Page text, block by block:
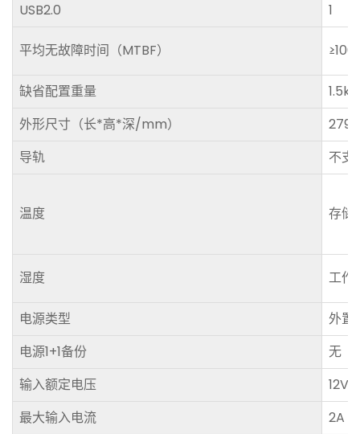
USB2.0
1
平均无故障时间（MTBF）
缺省配置重量
1.5kg
外形尺寸（长*高*深/mm）
导轨
不支
温度 存
湿度 工作
电源类型
外置
电源1+1备份
无
输入额定电压
12V
最大输入电流
2A